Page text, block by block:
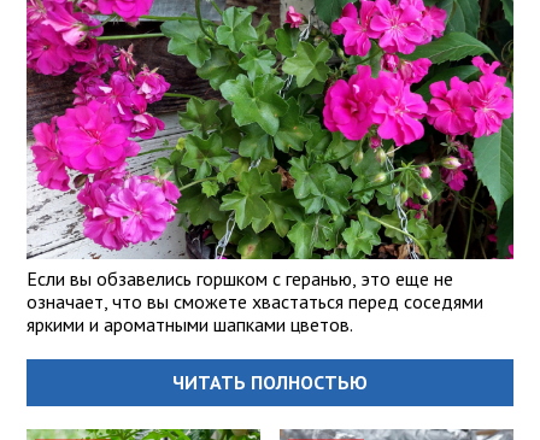
Если вы обзавелись горшком с геранью, это еще не
означает, что вы сможете хвастаться перед соседями
яркими и ароматными шапками цветов.
ЧИТАТЬ ПОЛНОСТЬЮ